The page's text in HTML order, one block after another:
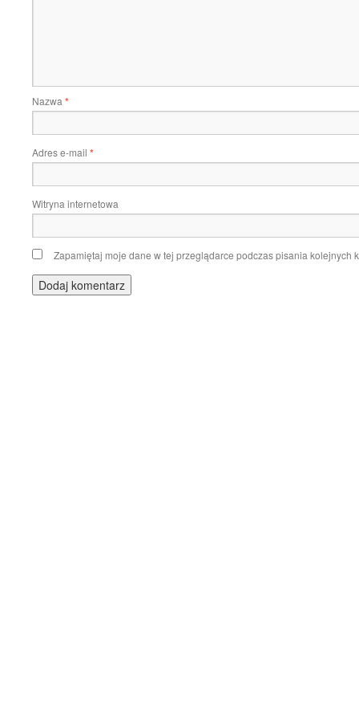
Nazwa *
Adres e-mail *
Witryna internetowa
Zapamiętaj moje dane w tej przeglądarce podczas pisania kolejnych